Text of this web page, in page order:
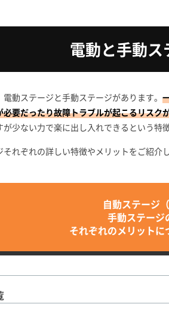
電動と手動ス
動ステージと手動ステージがあります。
要だったり故障トラブルが起こるリスク
少ない力で楽に出し入れできるという特
れぞれの詳しい特徴やメリットをご紹介
自動ステージ
手動ステージ
それぞれのメリットに